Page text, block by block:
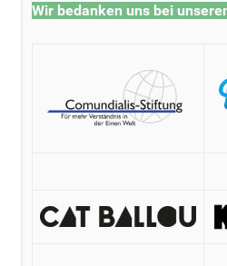
Wir bedanken uns bei